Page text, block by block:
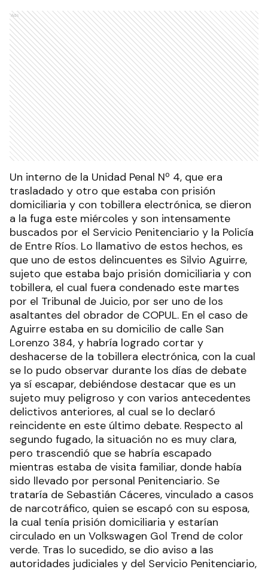
Ads
Un interno de la Unidad Penal Nº 4, que era
trasladado y otro que estaba con prisión
domiciliaria y con tobillera electrónica, se dieron
a la fuga este miércoles y son intensamente
buscados por el Servicio Penitenciario y la Policía
de Entre Ríos. Lo llamativo de estos hechos, es
que uno de estos delincuentes es Silvio Aguirre,
sujeto que estaba bajo prisión domiciliaria y con
tobillera, el cual fuera condenado este martes
por el Tribunal de Juicio, por ser uno de los
asaltantes del obrador de COPUL. En el caso de
Aguirre estaba en su domicilio de calle San
Lorenzo 384, y habría logrado cortar y
deshacerse de la tobillera electrónica, con la cual
se lo pudo observar durante los días de debate
ya sí escapar, debiéndose destacar que es un
sujeto muy peligroso y con varios antecedentes
delictivos anteriores, al cual se lo declaró
reincidente en este último debate. Respecto al
segundo fugado, la situación no es muy clara,
pero trascendió que se habría escapado
mientras estaba de visita familiar, donde había
sido llevado por personal Penitenciario. Se
trataría de Sebastián Cáceres, vinculado a casos
de narcotráfico, quien se escapó con su esposa,
la cual tenía prisión domiciliaria y estarían
circulado en un Volkswagen Gol Trend de color
verde. Tras lo sucedido, se dio aviso a las
autoridades judiciales y del Servicio Penitenciario,